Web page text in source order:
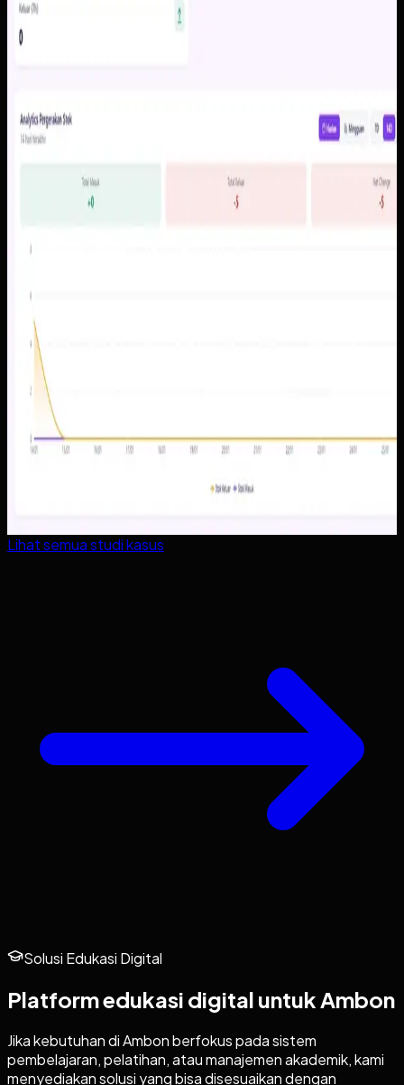
Kami membangun dasbor stok, histori mutasi, alert stok
minimum, dan jejak audit dalam satu sistem yang mudah
Baca studi kasus
Lihat semua studi kasus
Solusi Edukasi Digital
Platform edukasi digital untuk Ambon
Jika kebutuhan diAmbonberfokus pada sistem
pembelajaran, pelatihan, atau manajemen akademik, kami
menyediakan solusi yang bisa disesuaikan dengan